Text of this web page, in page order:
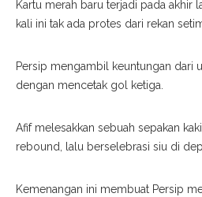
Kartu merah baru terjadi pada akhir
kali ini tak ada protes dari rekan
Persip mengambil keuntungan dari
dengan mencetak gol ketiga.
Afif melesakkan sebuah sepakan
rebound, lalu berselebrasi siu di
Kemenangan ini membuat Persip